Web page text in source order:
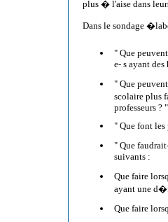
plus � l'aise dans
Dans le sondage
" Que
e- s ayant
" Que
scolaire plus
professeurs ? "
" Que font les
" Que
suivants :
Que faire
ayant une
Que faire